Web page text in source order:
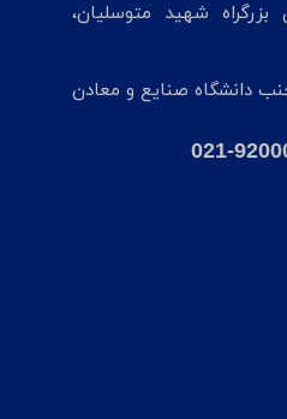
بزرگراه شهید متوسلیان،
جنب دانشگاه صنایع و معادن
021-